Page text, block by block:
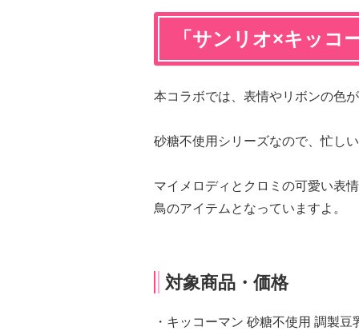
「サンリオ×キッコ
本コラボでは、表情やリボンの色
砂糖不使用シリーズなので、忙し
マイメロディとクロミの可愛い表
鳥のアイテムとなっていますよ。
対象商品・価格
・キッコーマン 砂糖不使用 調製